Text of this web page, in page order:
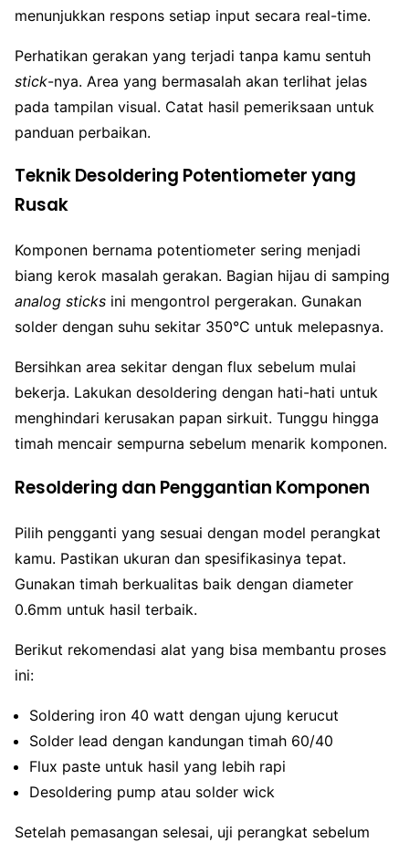
menunjukkan respons setiap input secara real-time.
Perhatikan gerakan yang terjadi tanpa kamu sentuh
stick-nya. Area yang bermasalah akan terlihat jelas
pada tampilan visual. Catat hasil pemeriksaan untuk
panduan perbaikan.
Teknik Desoldering Potentiometer yang
Rusak
Komponen bernama potentiometer sering menjadi
biang kerok masalah gerakan. Bagian hijau di samping
analog sticks ini mengontrol pergerakan. Gunakan
solder dengan suhu sekitar 350°C untuk melepasnya.
Bersihkan area sekitar dengan flux sebelum mulai
bekerja. Lakukan desoldering dengan hati-hati untuk
menghindari kerusakan papan sirkuit. Tunggu hingga
timah mencair sempurna sebelum menarik komponen.
Resoldering dan Penggantian Komponen
Pilih pengganti yang sesuai dengan model perangkat
kamu. Pastikan ukuran dan spesifikasinya tepat.
Gunakan timah berkualitas baik dengan diameter
0.6mm untuk hasil terbaik.
Berikut rekomendasi alat yang bisa membantu proses
ini:
Soldering iron 40 watt dengan ujung kerucut
Solder lead dengan kandungan timah 60/40
Flux paste untuk hasil yang lebih rapi
Desoldering pump atau solder wick
Setelah pemasangan selesai, uji perangkat sebelum